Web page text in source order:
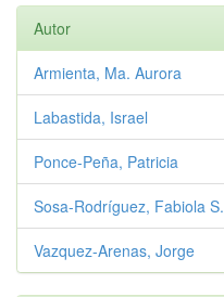
Autor
Armienta, Ma. Aurora
Labastida, Israel
Ponce-Peña, Patricia
Sosa-Rodríguez, Fabiola S.
Vazquez-Arenas, Jorge